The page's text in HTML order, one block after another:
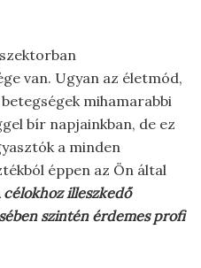
van. Ugyan az életmód,
mihamarabbi
bír napjainkban, de ez
a minden
éppen az Ön által
célokhoz illeszkedő
szintén érdemes profi